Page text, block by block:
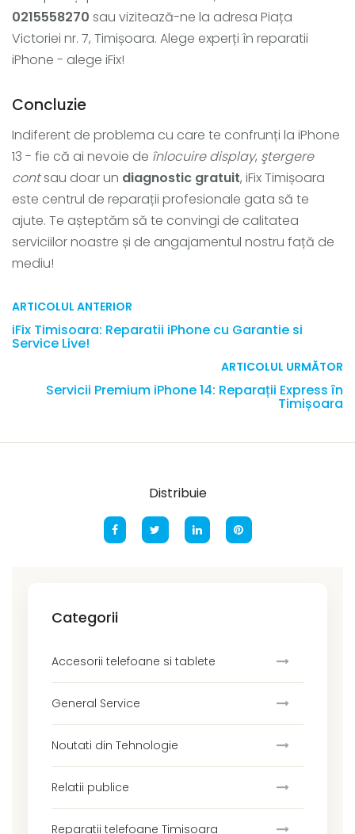
0215558270 sau vizitează-ne la adresa Piața
Victoriei nr. 7, Timișoara. Alege experți în reparatii
iPhone - alege iFix!
Concluzie
Indiferent de problema cu care te confrunți la iPhone
13 - fie că ai nevoie de înlocuire display, ştergere
contsau doar un diagnostic gratuit, iFix Timișoara
este centrul de reparații profesionale gata să te
ajute. Te așteptăm să te convingi de calitatea
serviciilor noastre și de angajamentul nostru față de
mediu!
ARTICOLUL ANTERIOR
iFix Timisoara: Reparatii iPhone cu Garantie si
Service Live!
ARTICOLUL URMĂTOR
Servicii Premium iPhone 14: Reparații Express în
Timișoara
Distribuie
Categorii
Accesorii telefoane si tablete
General Service
Noutati din Tehnologie
Relatii publice
Reparatii telefoane Timisoara